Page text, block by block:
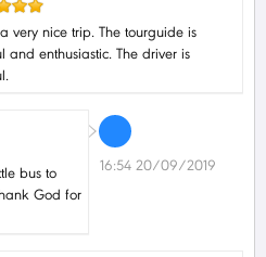
very nice trip. The tourguide is
and enthusiastic. The driver is
bus to
God for
16:54 20/09/2019